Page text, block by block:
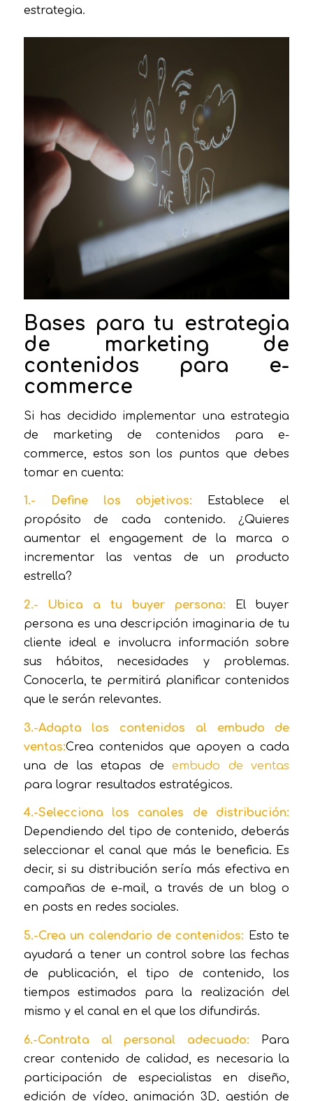
estrategia.
Bases para tu estrategia
de marketing de
contenidos para e-
commerce
Si has decidido implementar una estrategia
de marketing de contenidos para e-
commerce, estos son los puntos que debes
tomar en cuenta:
1.- Define los objetivos: Establece el
propósito de cada contenido. ¿Quieres
aumentar el engagement de la marca o
incrementar las ventas de un producto
estrella?
2.- Ubica a tu buyer persona:
El buyer
persona es una descripción imaginaria de tu
cliente ideal e involucra información sobre
sus hábitos, necesidades y problemas.
Conocerla, te permitirá planificar contenidos
que le serán relevantes.
3.-Adapta los contenidos al embudo de
ventas:Crea contenidos que apoyen a cada
una de las etapas deembudo de ventas
para lograr resultados estratégicos.
4.-Selecciona los canales de distribución:
Dependiendo del tipo de contenido, deberás
seleccionar el canal que más le beneficia. Es
decir, si su distribución sería más efectiva en
campañas de e-mail, a través de un blog o
en posts en redes sociales.
5.-Crea un calendario de contenidos: Esto te
ayudará a tener un control sobre las fechas
de publicación, el tipo de contenido, los
tiempos estimados para la realización del
mismo y el canal en el que los difundirás.
6.-Contrata al personal adecuado: Para
crear contenido de calidad, es necesaria la
participación de especialistas en diseño,
edición de vídeo, animación 3D, gestión de